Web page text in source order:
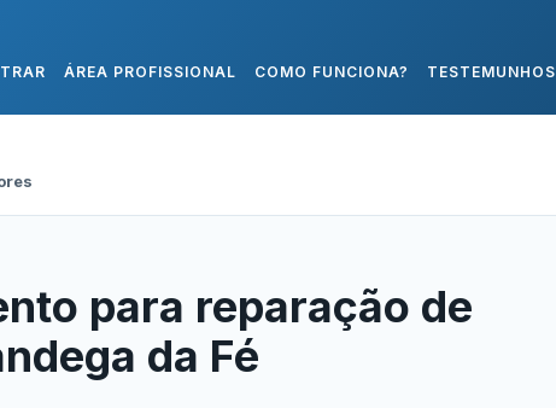
ÁREA PROFISSIONAL COMO FUNCIONA? TESTEMUNHOS
para reparação de
da Fé